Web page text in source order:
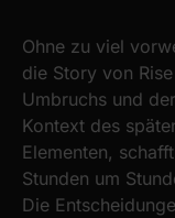
Ohne zu viel
die Story von
Umbruchs und
Kontext des
Elementen,
Stunden um
Die